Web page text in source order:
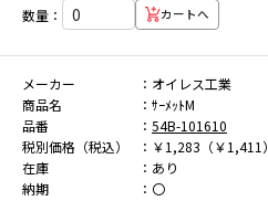
数量： カートへ
メーカー
オイレス工業
商品名
ｻｰﾒｯﾄM
品番
54B-101610
税別価格（税込）
￥1,283（￥1,411）
在庫
あり
納期
〇